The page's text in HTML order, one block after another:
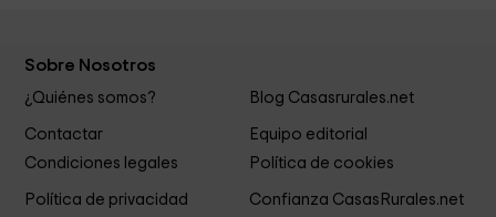
Sobre Nosotros
¿Quiénes somos? Blog Casasrurales.net
Contactar
Equipo editorial
Condiciones legales
Política de cookies
Política de privacidad Confianza CasasRurales.net